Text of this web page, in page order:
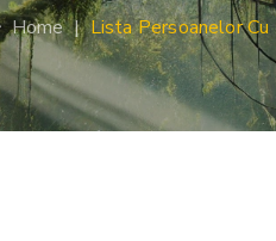
Home|Lista Persoanelor Cu